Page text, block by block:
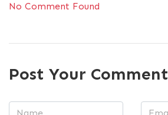
No Comment Found
Post Your Comment